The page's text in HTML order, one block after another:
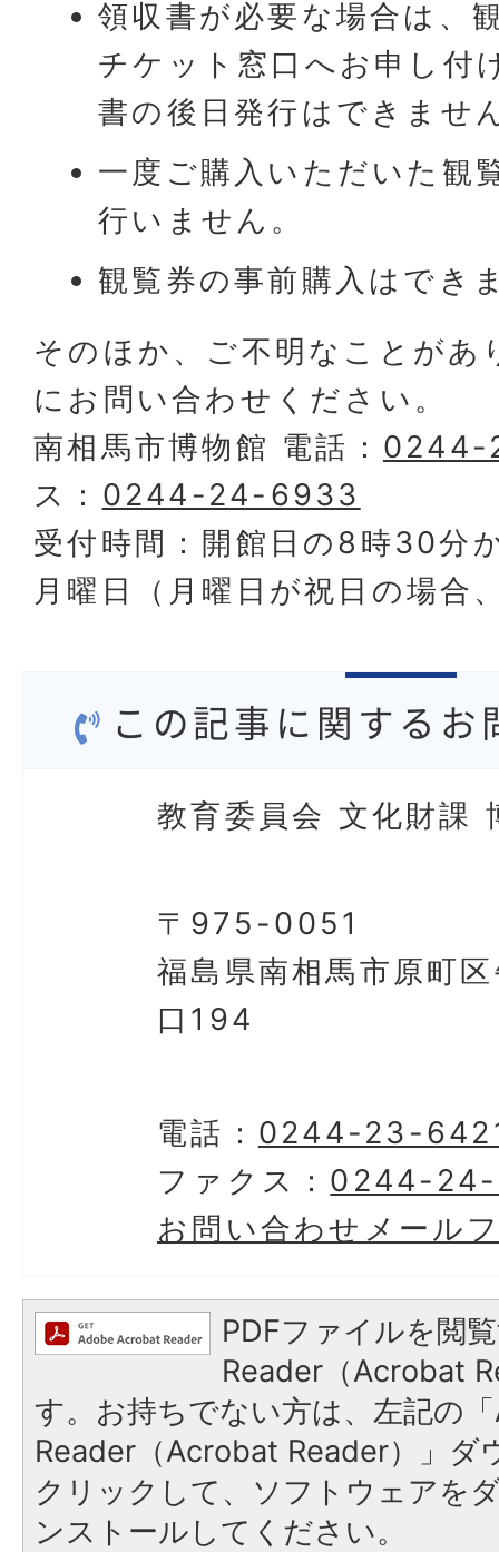
領収書が必要な場合は、
チケット窓口へお申し付
書の後日発行はできませ
一度ご購入いただいた観
行いません。
観覧券の事前購入はでき
そのほか、ご不明なことがあ
にお問い合わせください。
南相馬市博物館 電話： 0244-
ス： 0244-24-6933
受付時間：開館日の8時30分
月曜日（月曜日が祝日の場合
この記事に関するお
教育委員会 文化財課
〒975-0051
福島県南相馬市原町
口194
電話： 0244-23-
ファクス： 0244-
お問い合わせメール
PDFファイルを閲
Reader（Acrobat
す。お持ちでない方は、左記の
Reader（Acrobat Reader）」ダ
クリックして、ソフトウェアを
ンストールしてください。